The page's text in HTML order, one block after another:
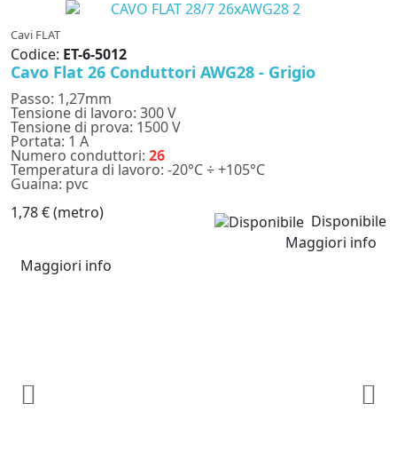
Cavi FLAT
Codice: ET-6-5012
Cavo Flat 26 Conduttori AWG28 - Grigio
Passo: 1,27mm
Tensione di lavoro: 300 V
Tensione di prova: 1500 V
Portata: 1 A
Numero conduttori: 26
Temperatura di lavoro: -20°C ÷ +105°C
Guaina: pvc
1,78 €(metro)
Disponibile
Maggiori info
Maggiori info